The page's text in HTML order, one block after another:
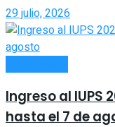
29 julio, 2026
Ingreso al IUPS
hasta el 7 de